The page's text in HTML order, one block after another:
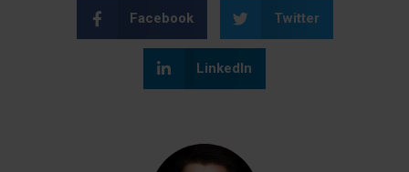
Facebook Twitter
LinkedIn